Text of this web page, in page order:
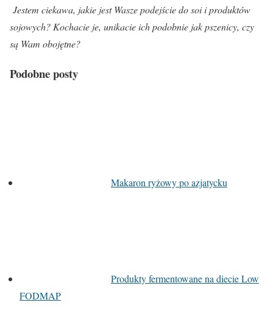
Jestem ciekawa, jakie jest Wasze podejście do soi i produktów
sojowych? Kochacie je, unikacie ich podobnie jak pszenicy, czy
są Wam obojętne?
Podobne posty
Makaron ryżowy po azjatycku
Produkty fermentowane na diecie Low
FODMAP